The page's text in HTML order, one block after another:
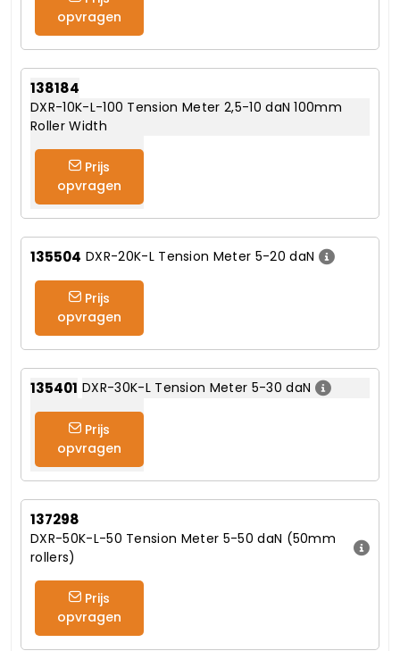
opvragen
138184
DXR-10K-L-100 Tension Meter 2,5-10 daN 100mm
Roller Width
Prijs
opvragen
135504 DXR-20K-L Tension Meter 5-20 daN
Prijs
opvragen
135401 DXR-30K-L Tension Meter 5-30 daN
Prijs
opvragen
137298
DXR-50K-L-50 Tension Meter 5-50 daN (50mm
rollers)
Prijs
opvragen